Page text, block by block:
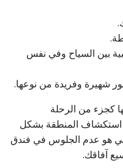
بين السياح وفي نفس
شهيرة وفريدة من نوعها.
كجزء من الرحلة
استكشاف المنطقة بشكل
هو عدم الجلوس في فندق
آفاقك.